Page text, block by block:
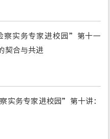
察实务专家进校园”第十一
契合与共进
实务专家进校园”第十讲：